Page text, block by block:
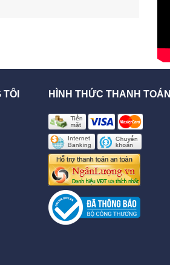
HÌNH THỨC THANH TOÁN